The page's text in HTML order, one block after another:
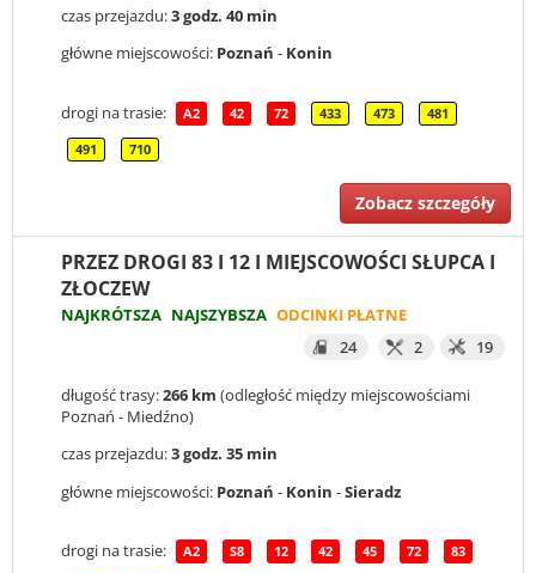
czas przejazdu:3 godz. 40 min
główne miejscowości: Poznań - Konin
drogi na trasie: A2 42 72 433 473 481
491 710
Zobacz szczegóły
PRZEZ DROGI 83 I 12 I MIEJSCOWOŚCI SŁUPCA I
ZŁOCZEW
NAJKRÓTSZA NAJSZYBSZA ODCINKI PŁATNE
24
2 19
długość trasy:266 km (odległość między miejscowościami
Poznań - Miedźno)
czas przejazdu:3 godz. 35 min
główne miejscowości: Poznań - Konin -Sieradz
drogi na trasie: A2 S8 12 42 45 72 83